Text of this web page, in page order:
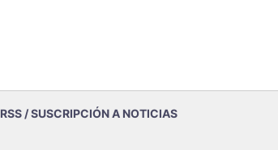
RSS / SUSCRIPCIÓN A NOTICIAS